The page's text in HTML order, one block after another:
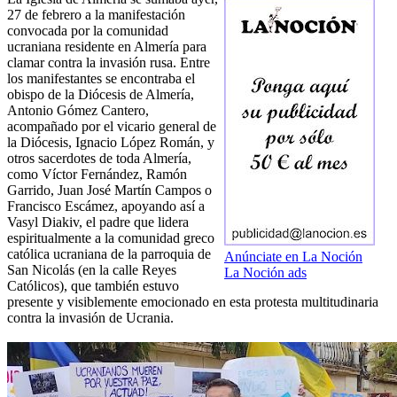
Anúnciate en La Noción
La Noción ads
27 de febrero a la manifestación
convocada por la comunidad
ucraniana residente en Almería para
clamar contra la invasión rusa. Entre
los manifestantes se encontraba el
obispo de la Diócesis de Almería,
Antonio Gómez Cantero,
acompañado por el vicario general de
la Diócesis, Ignacio López Román, y
otros sacerdotes de toda Almería,
como Víctor Fernández, Ramón
Garrido, Juan José Martín Campos o
Francisco Escámez, apoyando así a
Vasyl Diakiv, el padre que lidera
espiritualmente a la comunidad greco
católica ucraniana de la parroquia de
San Nicolás (en la calle Reyes
Católicos), que también estuvo
presente y visiblemente emocionado en esta protesta multitudinaria
contra la invasión de Ucrania.